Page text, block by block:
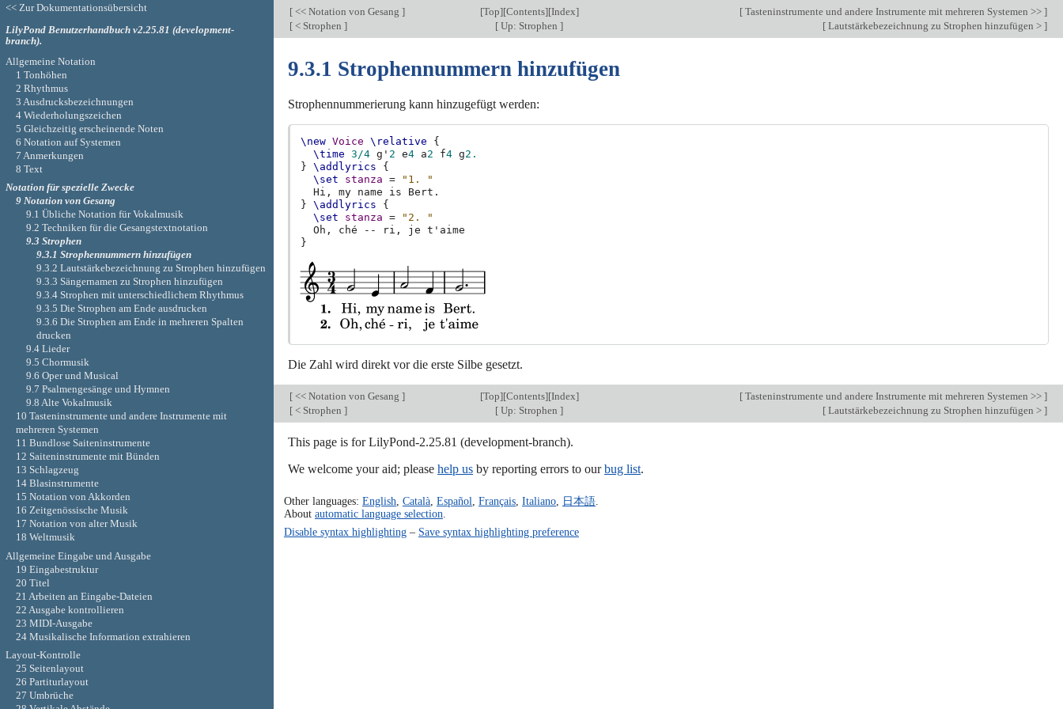
[ << Notation von Gesang ] [Top][Contents][Index] [ Tasteninstrumente und andere Instrumente mit mehreren Systemen >> ]
[ < Strophen ] [ Up: Strophen ] [ Lautstärkebezeichnung zu Strophen hinzufügen > ]
9.3.1 Strophennummern hinzufügen
Strophennummerierung kann hinzugefügt werden:
\new Voice \relative
{
\time
3/4 g' 2 e4 a2 f4 g2.
}
\addlyrics
{
\set
stanza =
"1. "
Hi , my name is Bert .
}
\addlyrics
{
\set
stanza =
"2. "
Oh , ché -- ri , je
}
Die Zahl wird direkt vor die erste Silbe gesetzt.
[ << Notation von Gesang ] [Top][Contents][Index] [ Tasteninstrumente und andere Instrumente mit mehreren Systemen >> ]
[ < Strophen ] [ Up: Strophen ] [ Lautstärkebezeichnung zu Strophen hinzufügen > ]
This page is for LilyPond-2.25.81 (development-branch).
We welcome your aid; please help us by reporting errors to ourbug list.
Other languages: English Català, Español Français, Italiano, 日本語.
About automatic language selection
Disable syntax highlighting– Save syntax highlighting preference
<< Zur Dokumentationsübersicht
LilyPond Benutzerhandbuch v2.25.81 (development-
branch).
Allgemeine Notation
1 Tonhöhen
2 Rhythmus
3 Ausdrucksbezeichnungen
4 Wiederholungszeichen
5 Gleichzeitig erscheinende Noten
6 Notation auf Systemen
7 Anmerkungen
8 Text
Notation für spezielle Zwecke
9 Notation von Gesang
9.1 Übliche Notation für Vokalmusik
9.2 Techniken für die Gesangstextnotation
9.3 Strophen
9.3.1 Strophennummern hinzufügen
9.3.2 Lautstärkebezeichnung zu Strophen hinzufügen
9.3.3 Sängernamen zu Strophen hinzufügen
9.3.4 Strophen mit unterschiedlichem Rhythmus
9.3.5 Die Strophen am Ende ausdrucken
9.3.6 Die Strophen am Ende in mehreren Spalten
drucken
9.4 Lieder
9.5 Chormusik
9.6 Oper und Musical
9.7 Psalmengesänge und Hymnen
9.8 Alte Vokalmusik
10 Tasteninstrumente und andere Instrumente mit
mehreren Systemen
11 Bundlose Saiteninstrumente
12 Saiteninstrumente mit Bünden
13 Schlagzeug
14 Blasinstrumente
15 Notation von Akkorden
16 Zeitgenössische Musik
17 Notation von alter Musik
18 Weltmusik
Allgemeine Eingabe und Ausgabe
19 Eingabestruktur
20 Titel
21 Arbeiten an Eingabe-Dateien
22 Ausgabe kontrollieren
23 MIDI-Ausgabe
24 Musikalische Information extrahieren
Layout-Kontrolle
25 Seitenlayout
26 Partiturlayout
27 Umbrüche